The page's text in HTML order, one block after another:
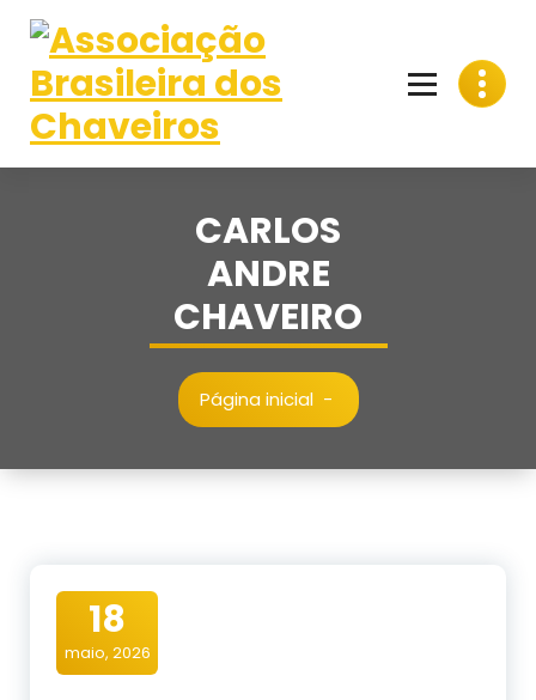
para
conteúdo
CARLOS
ANDRE
CHAVEIRO
Página inicial-
18
maio, 2026